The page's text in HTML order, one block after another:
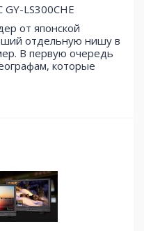
LS300CHE
от японской
отдельную нишу в
В первую очередь
которые